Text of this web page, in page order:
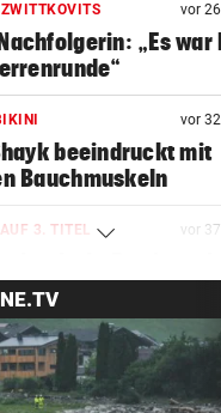
vor
„Es war
vor
beeindruckt mit
Bauchmuskeln
3. TITEL vor
ein
ALARMIERT vor 37
Mangel: „Es droht